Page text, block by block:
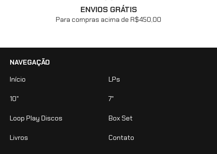
ENVIOS GRÁTIS
Para compras acima de R$450,00
NAVEGAÇÃO
Início
LPs
10" 7"
Loop Play Discos Box Set
Livros Contato